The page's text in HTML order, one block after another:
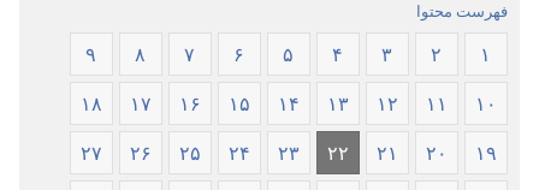
فهرست محتوا
۱ ۲ ۳ ۴ ۵ ۶ ۷ ۸ ۹
۱۰ ۱۱ ۱۲ ۱۳ ۱۴ ۱۵ ۱۶ ۱۷ ۱۸
۱۹ ۲۰ ۲۱ ۲۲ ۲۳ ۲۴ ۲۵ ۲۶ ۲۷